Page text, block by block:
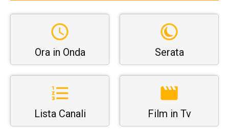
Ora in Onda Serata
Lista Canali Film in Tv